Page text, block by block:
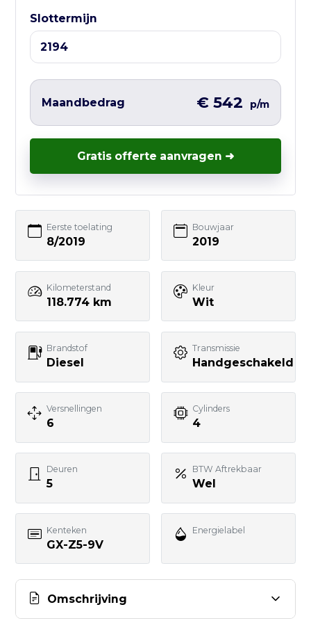
Liever direct contact?
Vul hieronder het korte formulier in en
E-mailadres
Telefoonnummer
Uw bericht
Slottermijn
Maandbedrag € 542 p/m
Gratis offerte aanvragen ➜
Eerste toelating
8/2019
Bouwjaar
2019
Kilometerstand
118.774 km
Kleur
Wit
Brandstof
Diesel
Transmissie
Handgeschakeld
Versnellingen
6
Cylinders
4
Deuren
5
BTW Aftrekbaar
Wel
Kenteken
GX-Z5-9V
Energielabel
Omschrijving